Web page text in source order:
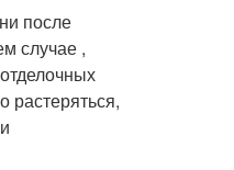
после
случае ,
растеряться,